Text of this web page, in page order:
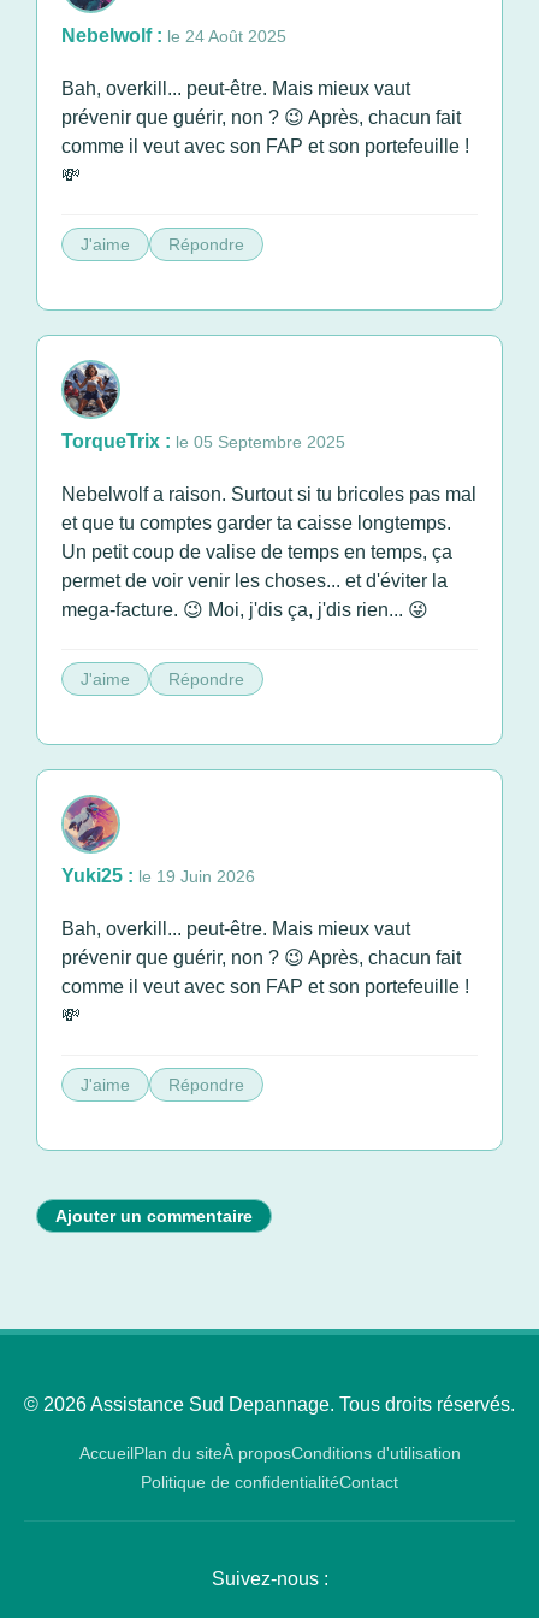
Nebelwolf : le 24 Août 2025
Bah, overkill... peut-être. Mais mieux vaut
prévenir que guérir, non ? 😉 Après, chacun fait
comme il veut avec son FAP et son portefeuille !
💸
J'aime Répondre
TorqueTrix : le 05 Septembre 2025
Nebelwolf a raison. Surtout si tu bricoles pas mal
et que tu comptes garder ta caisse longtemps.
Un petit coup de valise de temps en temps, ça
permet de voir venir les choses... et d'éviter la
mega-facture. 😉 Moi, j'dis ça, j'dis rien... 😜
J'aime Répondre
Yuki25 : le 19 Juin 2026
Bah, overkill... peut-être. Mais mieux vaut
prévenir que guérir, non ? 😉 Après, chacun fait
comme il veut avec son FAP et son portefeuille !
💸
J'aime Répondre
Ajouter un commentaire
© 2026 Assistance Sud Depannage. Tous droits réservés.
AccueilPlan du siteÀ proposConditions d'utilisation
Politique de confidentialitéContact
Suivez-nous :